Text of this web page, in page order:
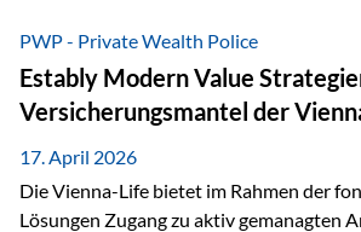
diesem Thema liefern unter anderem die
Ansätze von Finanzexperte Klaus Rost,
für eine verständliche und…
PWP - Private Wealth Police
Estably Modern Value
Versicherungsmantel der
17. April 2026
Die Vienna-Life bietet im Rahmen der
Lösungen Zugang zu aktiv gemanagten